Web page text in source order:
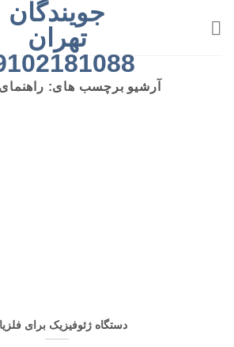
جویندگان
تهران
آرشیو برچسب های:
دستگاه ژئوفیزیک برای